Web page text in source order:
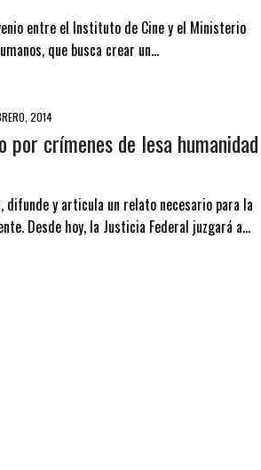
entre el Instituto de Cine y el Ministerio
que busca crear un…
2014
crímenes de lesa humanidad
difunde y articula un relato necesario para la
Desde hoy, la Justicia Federal juzgará a…